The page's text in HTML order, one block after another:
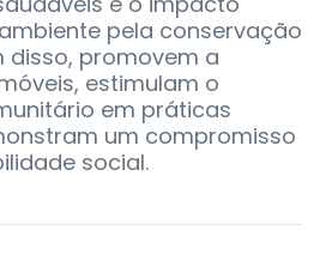
pela conservação
disso, promovem a
estimulam o
em práticas
um compromisso
social.